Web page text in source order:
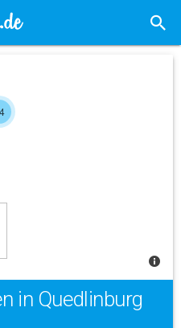
in Quedlinburg